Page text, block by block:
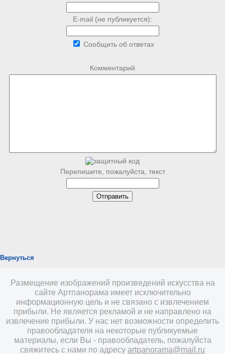
E-mail (не публикуется):
Сообщить об ответах
Комментарий
Перепишите, пожалуйста, текст
Вернуться
Размещение изображений произведений искусства на
сайте Артпанорама имеет исключительно
информационную цель и не связано с извлечением
прибыли. Не является рекламой и не направлено на
извлечение прибыли. У нас нет возможности определить
правообладателя на некоторые публикуемые
материалы, если Вы - правообладатель, пожалуйста
свяжитесь с нами по адресу artpanorama@mail.ru